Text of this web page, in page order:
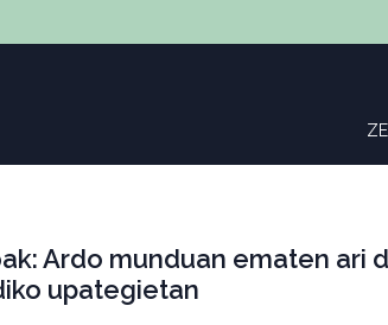
Ardo munduan ematen ari
upategietan